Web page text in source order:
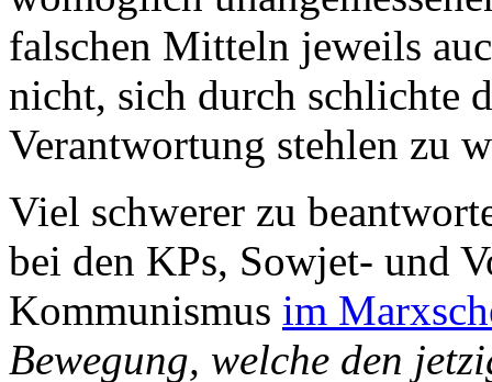
falschen Mitteln jeweils
nicht, sich durch schlichte
Verantwortung stehlen zu
Viel schwerer zu
bei den KPs, Sowjet- und
Kommunismus im
Bewegung, welche den